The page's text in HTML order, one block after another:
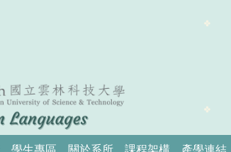
學生專區 關於系所 課程架構 產學連結